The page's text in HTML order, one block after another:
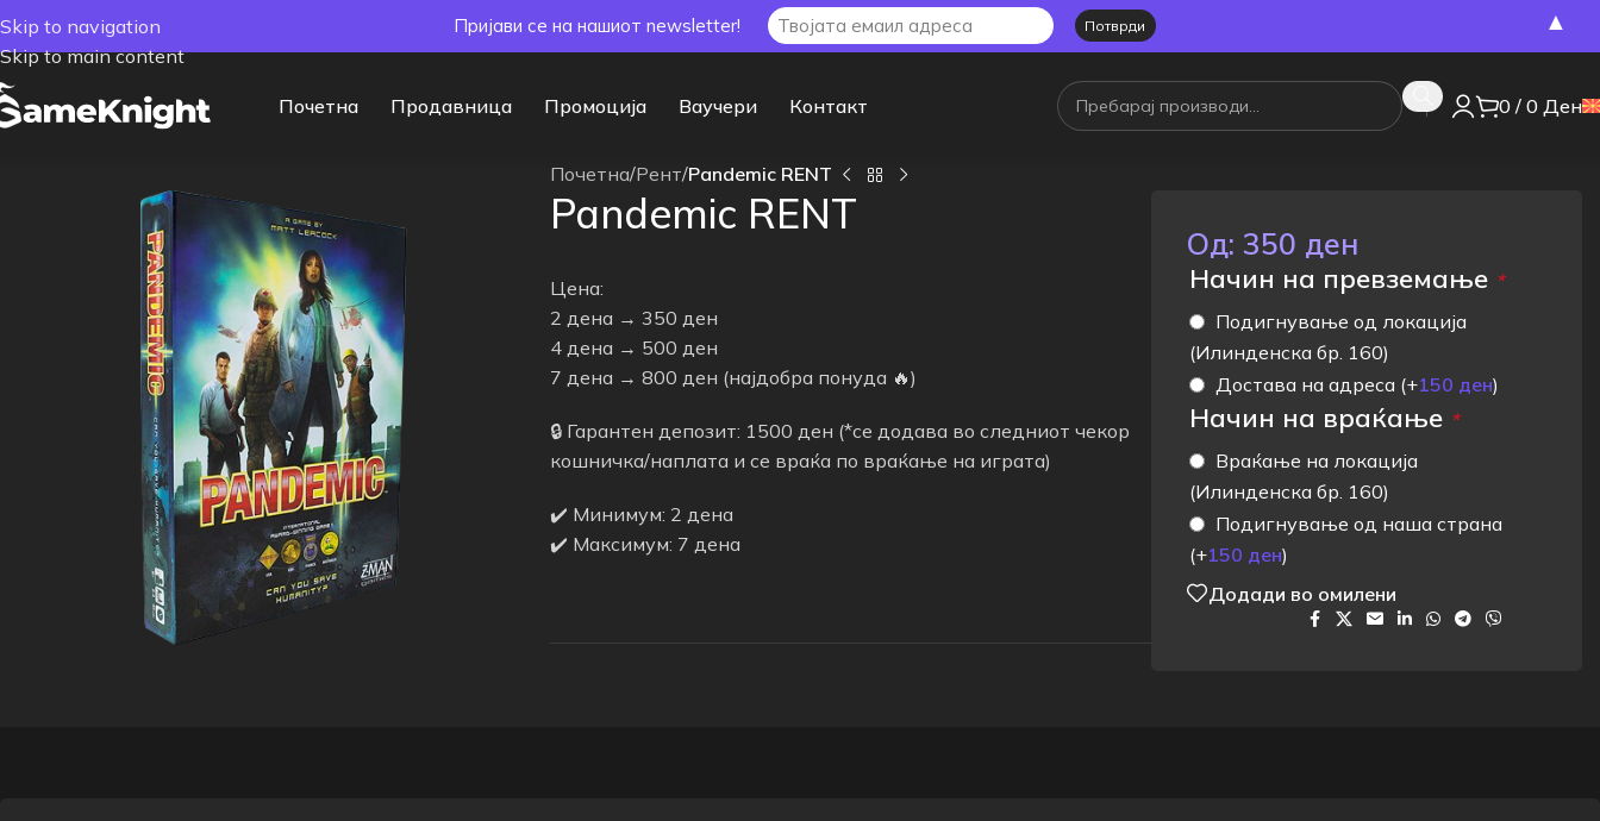
Skip to navigation
Skip to main content
Почетна Продавница Промоција Ваучери Контакт 0 / 0 Ден
Почетна/Рент/Pandemic RENT
Pandemic RENT
Цена:
2 дена → 350 ден
4 дена → 500 ден
7 дена → 800 ден (најдобра понуда 🔥)
🔒 Гарантен депозит: 1500 ден (*се додава во следниот чекор
кошничка/наплата и се враќа по враќање на играта)
✔️ Минимум: 2 дена
✔️ Максимум: 7 дена
Од: 350 ден
Начин на превземање *
Подигнување од локација
(Илинденска бр. 160)
Достава на адреса (+150 ден)
Начин на враќање *
Враќање на локација
(Илинденска бр. 160)
Подигнување од наша страна
(+150 ден)
Додади во омилени
Пријави се на нашиот newsletter! ▲